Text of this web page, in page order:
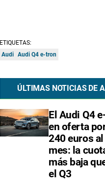
ETIQUETAS:
Audi Audi Q4 e-tron
ÚLTIMAS NOTICIAS DE
El Audi Q4
en oferta
240 euros al
mes: la
más baja
el Q3